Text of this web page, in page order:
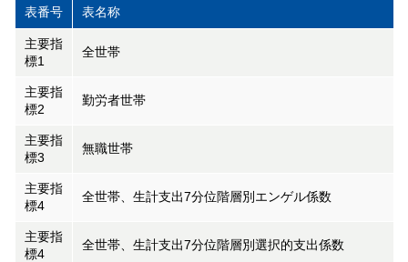
表番号 表名称
主要指
標1
全世帯
主要指
標2
勤労者世帯
主要指
標3
無職世帯
主要指
標4
全世帯、生計支出7分位階層別エンゲル係数
主要指
標4
全世帯、生計支出7分位階層別選択的支出係数